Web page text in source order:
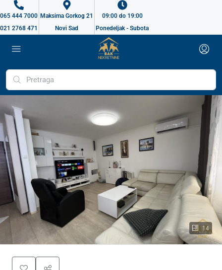
065 444 7000
021 2768 471
Maksima Gorkog 21
Novi Sad
09:00 do 19:00
Ponedeljak - Subota
14